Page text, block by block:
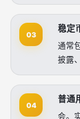
03
稳定
通常
披露
04
普通
会。